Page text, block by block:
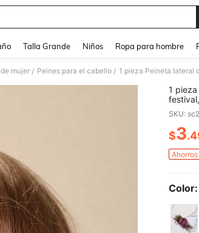
Talla Grande Niños Ropa para hombre
mujer / Peines para el cabello /
1
SKU:
$3
Ahorros
Color: